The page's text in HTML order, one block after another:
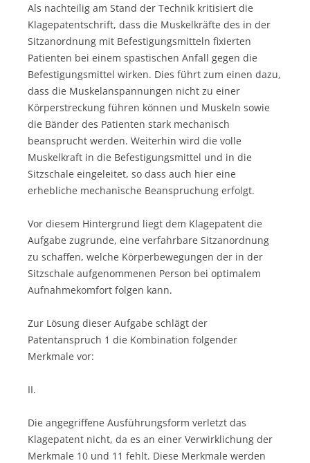
Als nachteilig am Stand der Technik kritisiert die
Klagepatentschrift, dass die Muskelkräfte des in der
Sitzanordnung mit Befestigungsmitteln fixierten
Patienten bei einem spastischen Anfall gegen die
Befestigungsmittel wirken. Dies führt zum einen dazu,
dass die Muskelanspannungen nicht zu einer
Körperstreckung führen können und Muskeln sowie
die Bänder des Patienten stark mechanisch
beansprucht werden. Weiterhin wird die volle
Muskelkraft in die Befestigungsmittel und in die
Sitzschale eingeleitet, so dass auch hier eine
erhebliche mechanische Beanspruchung erfolgt.
Vor diesem Hintergrund liegt dem Klagepatent die
Aufgabe zugrunde, eine verfahrbare Sitzanordnung
zu schaffen, welche Körperbewegungen der in der
Sitzschale aufgenommenen Person bei optimalem
Aufnahmekomfort folgen kann.
Zur Lösung dieser Aufgabe schlägt der
Patentanspruch 1 die Kombination folgender
Merkmale vor:
II.
Die angegriffene Ausführungsform verletzt das
Klagepatent nicht, da es an einer Verwirklichung der
Merkmale 10 und 11 fehlt. Diese Merkmale werden